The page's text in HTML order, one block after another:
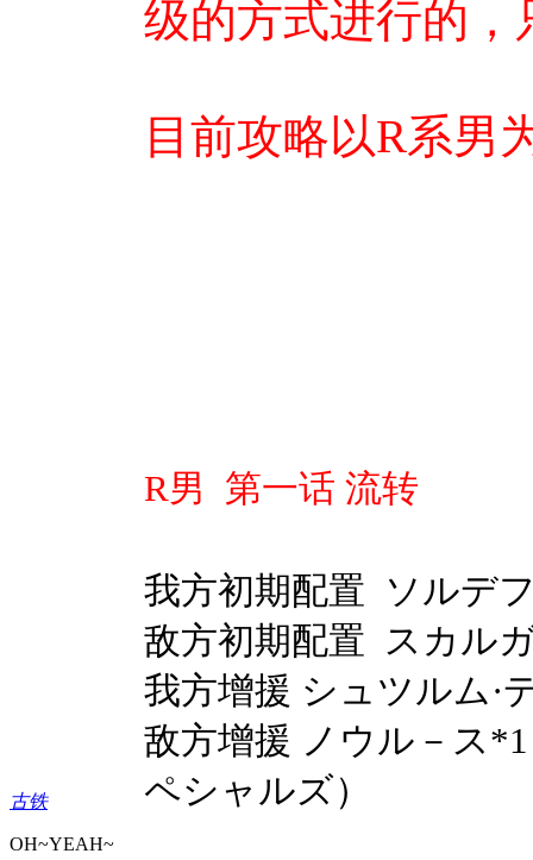
古铁
OH~YEAH~
级的方式进行的，
目前攻略以R系男
R男 第一话 流转
我方初期配置 ソルデ
敌方初期配置 スカル
我方增援 シュツルム·
敌方增援 ノウル－ス
ペシャルズ）